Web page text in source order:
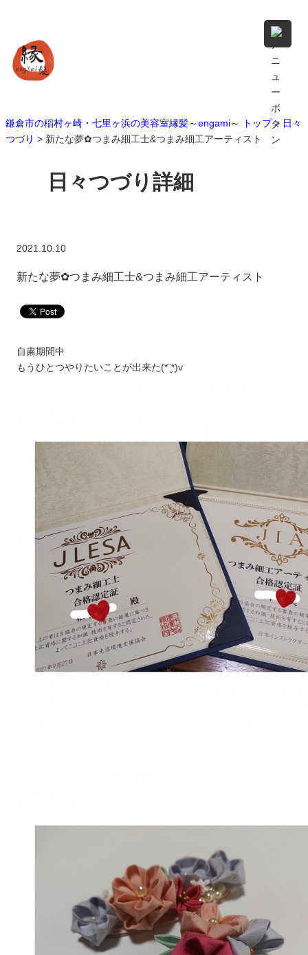
鎌倉市の稲村ヶ崎・七里ヶ浜の美容室縁髪～engami～ トップ > 日々
つづり > 新たな夢✿︎つまみ細工士&つまみ細工アーティスト
日々つづり詳細
2021.10.10
新たな夢✿︎つまみ細工士&つまみ細工アーティスト
自粛期間中
もうひとつやりたいことが出来た(*¨̮*)v